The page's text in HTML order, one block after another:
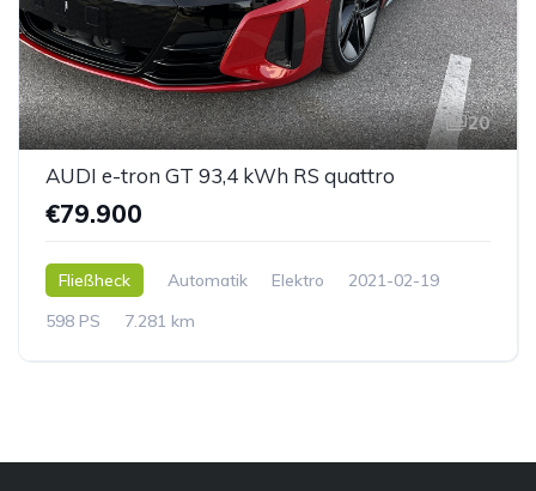
20
AUDI e-tron GT 93,4 kWh RS quattro
€79.900
Fließheck Automatik Elektro
2021-02-19
598 PS
7.281 km